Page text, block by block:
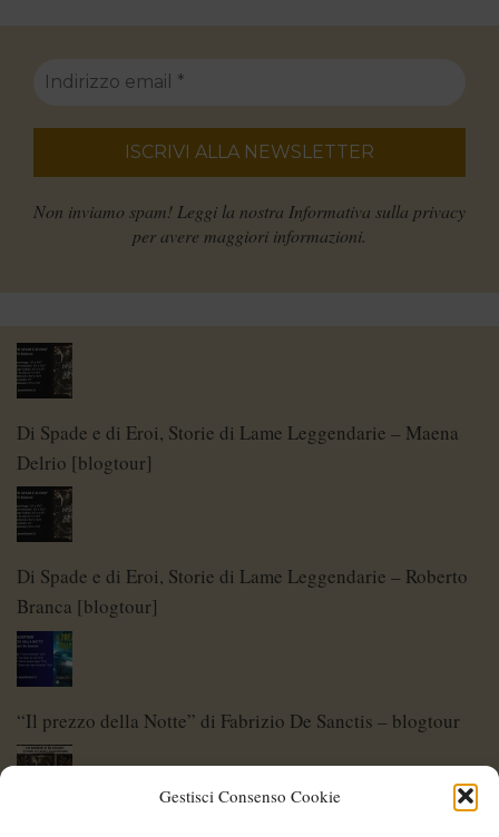
Gestisci Consenso Cookie
Non inviamo spam! Leggi la nostra Informativa sulla privacy
per avere maggiori informazioni.
Di Spade e di Eroi, Storie di Lame Leggendarie – Maena
Delrio [blogtour]
Di Spade e di Eroi, Storie di Lame Leggendarie – Roberto
Branca [blogtour]
“Il prezzo della Notte” di Fabrizio De Sanctis – blogtour